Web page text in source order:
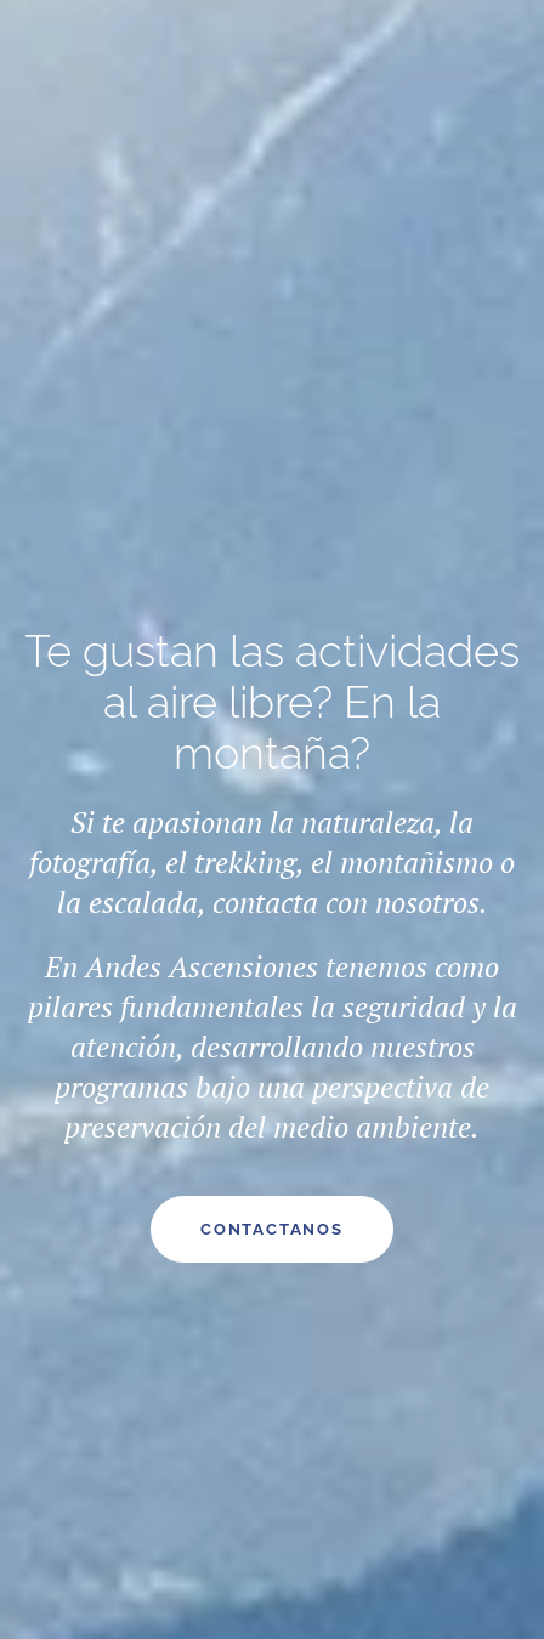
Te gustan las actividades
al aire libre? En la
montaña?
Si te apasionan la naturaleza, la
fotografía, el trekking, el montañismo o
la escalada, contacta con nosotros.
En Andes Ascensiones tenemos como
pilares fundamentales la seguridad y la
atención, desarrollando nuestros
programas bajo una perspectiva de
preservación del medio ambiente.
CONTACTANOS